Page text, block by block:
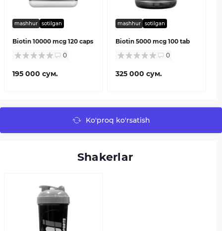
mashhur sotilgan
Biotin 10000 mcg 120 caps
0
195 000 сум.
mashhur sotilgan
Biotin 5000 mcg 100 tab
0
325 000 сум.
Ko'proq ko'rsatish
Shakerlar